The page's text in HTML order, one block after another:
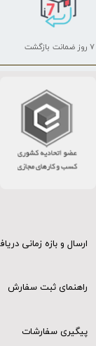
ارسال و بازه زمانی
راهنمای ثبت سفارش
پیگیری سفارشات
۷ روز ضمانت بازگشت